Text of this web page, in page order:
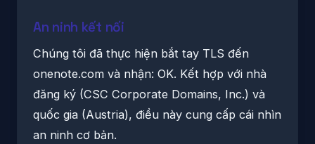
An ninh kết nối
Chúng tôi đã thực hiện bắt tay TLS đến
onenote.com và nhận: OK. Kết hợp với nhà
đăng ký (CSC Corporate Domains, Inc.) và
quốc gia (Austria), điều này cung cấp cái nhìn
an ninh cơ bản.